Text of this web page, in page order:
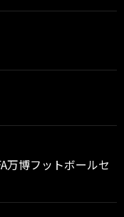
万博フットボールセ